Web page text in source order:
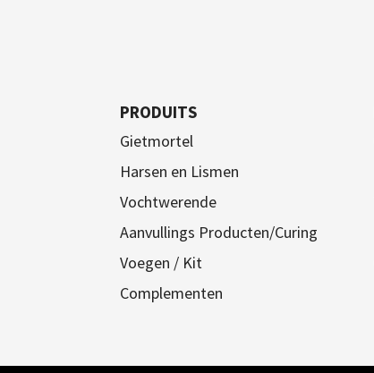
PRODUITS
Gietmortel
Harsen en Lismen
Vochtwerende
Aanvullings Producten/Curing
Voegen / Kit
Complementen